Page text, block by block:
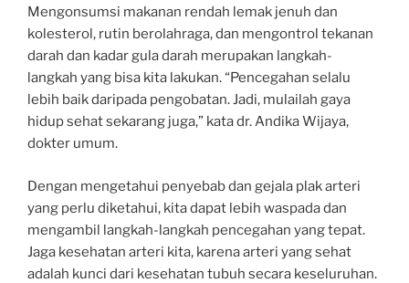
Mengonsumsi makanan rendah lemak jenuh dan
kolesterol, rutin berolahraga, dan mengontrol tekanan
darah dan kadar gula darah merupakan langkah-
langkah yang bisa kita lakukan. “Pencegahan selalu
lebih baik daripada pengobatan. Jadi, mulailah gaya
hidup sehat sekarang juga,” kata dr. Andika Wijaya,
dokter umum.
Dengan mengetahui penyebab dan gejala plak arteri
yang perlu diketahui, kita dapat lebih waspada dan
mengambil langkah-langkah pencegahan yang tepat.
Jaga kesehatan arteri kita, karena arteri yang sehat
adalah kunci dari kesehatan tubuh secara keseluruhan.